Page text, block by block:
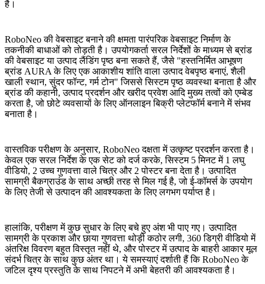
है।
RoboNeo की वेबसाइट बनाने की क्षमता पारंपरिक वेबसाइट निर्माण के
तकनीकी बाधाओं को तोड़ती है। उपयोगकर्ता सरल निर्देशों के माध्यम से ब्रांड
की वेबसाइट या उत्पाद लैंडिंग पृष्ठ बना सकते हैं, जैसे "हस्तनिर्मित आभूषण
ब्रांड AURA के लिए एक आकाशीय शांति वाला उत्पाद वेबपृष्ठ बनाएं, शैली
खाली स्थान, सुंदर फॉन्ट, गर्म टोन" जिससे सिस्टम पृष्ठ व्यवस्था बनाता है और
ब्रांड की कहानी, उत्पाद प्रदर्शन और खरीद प्रवेश आदि मुख्य तत्वों को एम्बेड
करता है, जो छोटे व्यवसायों के लिए ऑनलाइन बिक्री प्लेटफॉर्म बनाने में संभव
बनाता है।
वास्तविक परीक्षण के अनुसार, RoboNeo दक्षता में उत्कृष्ट प्रदर्शन करता है।
केवल एक सरल निर्देश के एक सेट को दर्ज करके, सिस्टम 5 मिनट में 1 लघु
वीडियो, 2 उच्च गुणवत्ता वाले चित्र और 2 पोस्टर बना देता है। उत्पादित
सामग्री बैकग्राउंड के साथ अच्छी तरह से मिल गई है, जो ई-कॉमर्स के उपयोग
के लिए तेजी से उत्पादन की आवश्यकता के लिए लगभग पर्याप्त है।
हालांकि, परीक्षण में कुछ सुधार के लिए बचे हुए अंश भी पाए गए। उत्पादित
सामग्री के प्रकाश और छाया गुणवत्ता थोड़ी कठोर लगी, 360 डिग्री वीडियो में
अंतरिक्ष विवरण बहुत विस्तृत नहीं थे, और पोस्टर में उत्पाद के बाहरी आकार मूल
संदर्भ चित्र के साथ कुछ अंतर था। ये समस्याएं दर्शाती हैं कि RoboNeo के
जटिल दृश्य प्रस्तुति के साथ निपटने में अभी बेहतरी की आवश्यकता है।